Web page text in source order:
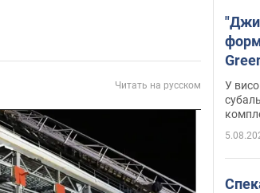
Читать на русском
У